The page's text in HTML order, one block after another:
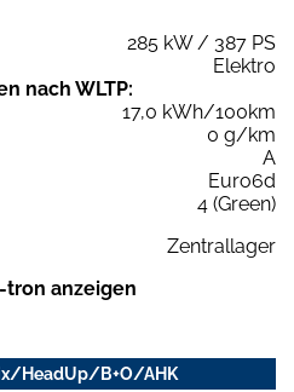
285 kW / 387 PS
Elektro
nach WLTP:
17,0 kWh/100km
0 g/km
A
Euro6d
4 (Green)
Zentrallager
tron anzeigen
HeadUp/B+O/AHK